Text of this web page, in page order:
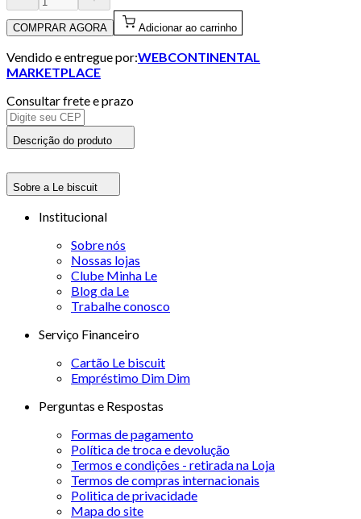
COMPRAR AGORA Adicionar ao carrinho
Vendido e entregue por:WEBCONTINENTAL
MARKETPLACE
Consultar frete e prazo
Descrição do produto
Sobre a Le biscuit
Institucional
Sobre nós
Nossas lojas
Clube Minha Le
Blog da Le
Trabalhe conosco
Serviço Financeiro
Cartão Le biscuit
Empréstimo Dim Dim
Perguntas e Respostas
Formas de pagamento
Política de troca e devolução
Termos e condições - retirada na Loja
Termos de compras internacionais
Politica de privacidade
Mapa do site